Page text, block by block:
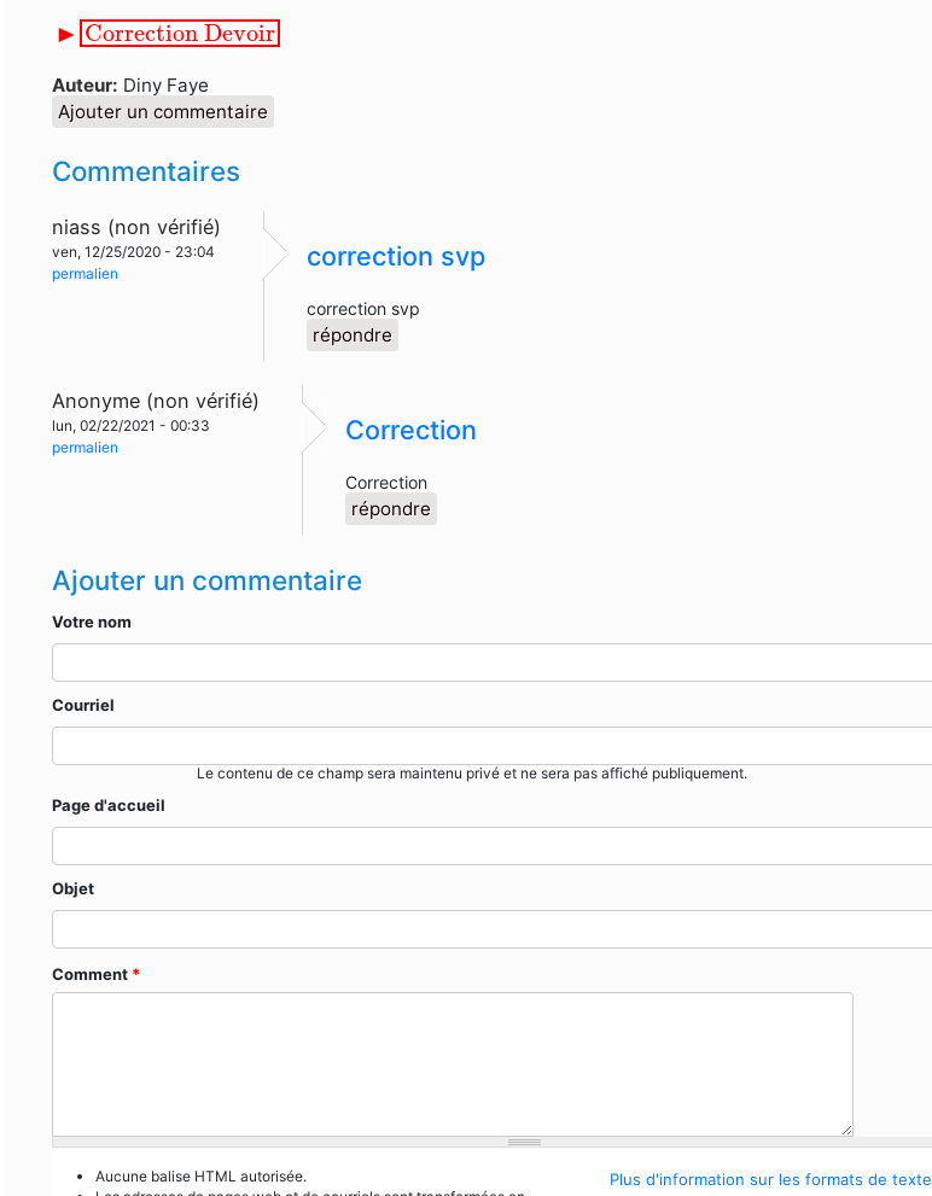
▶ Correction Devoir
Correction Devoir
Auteur: Diny Faye
Ajouter un commentaire
Commentaires
niass (non vérifié)
ven, 12/25/2020 - 23:04
permalien
correction svp
correction svp
répondre
Anonyme (non vérifié)
lun, 02/22/2021 - 00:33
permalien
Correction
Correction
répondre
Ajouter un commentaire
Votre nom
Courriel
Le contenu de ce champ sera maintenu privé et ne sera pas affiché publiquement.
Page d'accueil
Objet
Comment *
Plus d'information sur les formats de texte
Aucune balise HTML autorisée.